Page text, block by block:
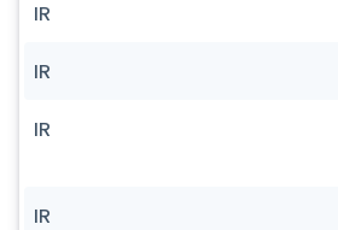
IR
IR
IR
IR